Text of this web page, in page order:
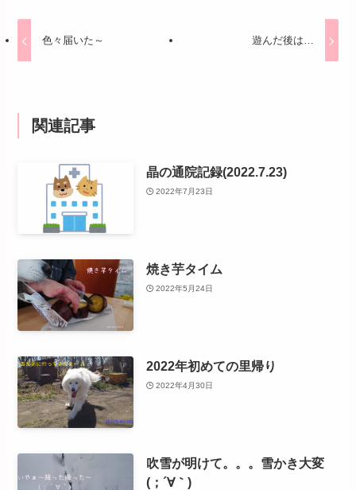
色々届いた～ 遊んだ後は…
関連記事
晶の通院記録(2022.7.23)
2022年7月23日
焼き芋タイム
2022年5月24日
2022年初めての里帰り
2022年4月30日
吹雪が明けて。。。雪かき大変
(；´∀｀)